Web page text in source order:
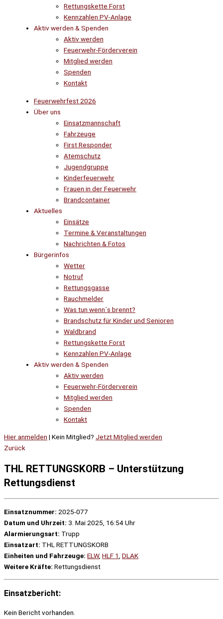
Rettungskette Forst
Kennzahlen PV-Anlage
Aktiv werden & Spenden
Aktiv werden
Feuerwehr-Förderverein
Mitglied werden
Spenden
Kontakt
Feuerwehrfest 2026
Über uns
Einsatzmannschaft
Fahrzeuge
First Responder
Atemschutz
Jugendgruppe
Kinderfeuerwehr
Frauen in der Feuerwehr
Brandcontainer
Aktuelles
Einsätze
Termine & Veranstaltungen
Nachrichten & Fotos
Bürgerinfos
Wetter
Notruf
Rettungsgasse
Rauchmelder
Was tun wenn´s brennt?
Brandschutz für Kinder und Senioren
Waldbrand
Rettungskette Forst
Kennzahlen PV-Anlage
Aktiv werden & Spenden
Aktiv werden
Feuerwehr-Förderverein
Mitglied werden
Spenden
Kontakt
Hier anmelden | Kein Mitglied? Jetzt Mitglied werden
Zurück
THL RETTUNGSKORB – Unterstützung
Rettungsdienst
Einsatznummer: 2025-077
Datum und Uhrzeit: 3. Mai 2025, 16:54 Uhr
Alarmierungsart: Trupp
Einsatzart: THL RETTUNGSKORB
Einheiten und Fahrzeuge: ELW, HLF 1 DLAK
Weitere Kräfte: Rettungsdienst
Einsatzbericht:
Kein Bericht vorhanden.